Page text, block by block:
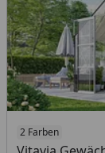
2 Farben